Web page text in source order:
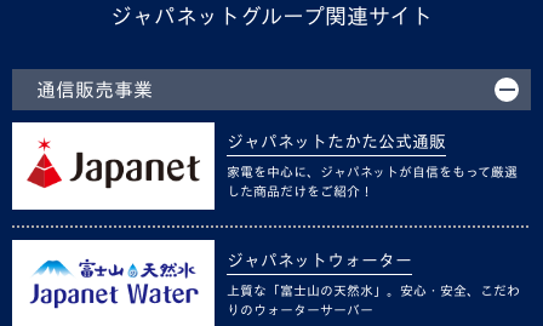
ジャパネットグループ関連サイト
通信販売事業
ジャパネットたかた公式通販
家電を中心に、ジャパネットが自信をもって厳選
した商品だけをご紹介！
ジャパネットウォーター
上質な「富士山の天然水」。安心・安全、こだわ
りのウォーターサーバー